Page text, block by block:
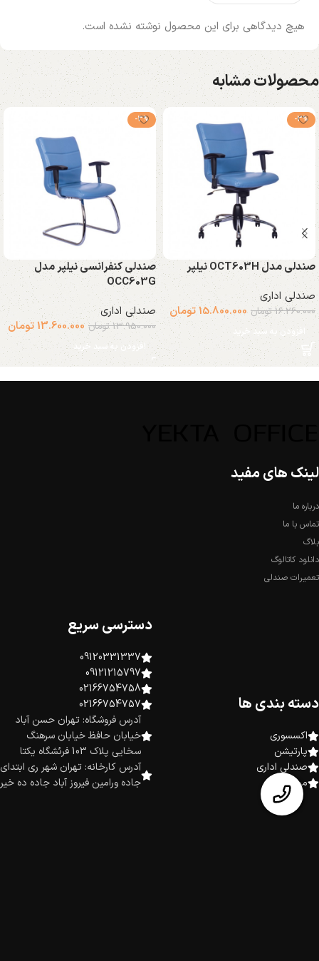
هیچ دیدگاهی برای این محصول نوشته نشده است.
محصولات مشابه
-3%
صندلی مدل OCT603H نیلپر
صندلی اداری
16.260.000تومان 15.800.000تومان
افزودن به سبد خرید
-3%
صندلی کنفرانسی نیلپر مدل
OCC603G
صندلی اداری
13.950.000تومان 13.600.000تومان
افزودن به سبد خرید
لینک های مفید
درباره ما
تماس با ما
بلاگ
دانلود کاتالوگ
تعمیرات صندلی
دسته بندی ها
اکسسوری
پارتیشن
صندلی اداری
میز اداری
دسترسی سریع
09120331337
09121215797
02166754758
02166754757
آدرس فروشگاه: تهران حسن آباد
خیابان حافظ خیابان سرهنگ
سخایی پلاک 103 فرئشگاه یکتا
آدرس کارخانه: تهران شهر ری ابتدای
جاده ورامین فیروز آباد جاده ده خیر